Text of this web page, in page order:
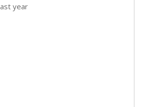
year